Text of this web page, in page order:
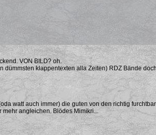
VON BILD? oh.
dümmsten klappentexten alla Zeiten) RDZ Bände
watt auch immer) die guten von den richtig
angleichen. Blödes Mimikri...